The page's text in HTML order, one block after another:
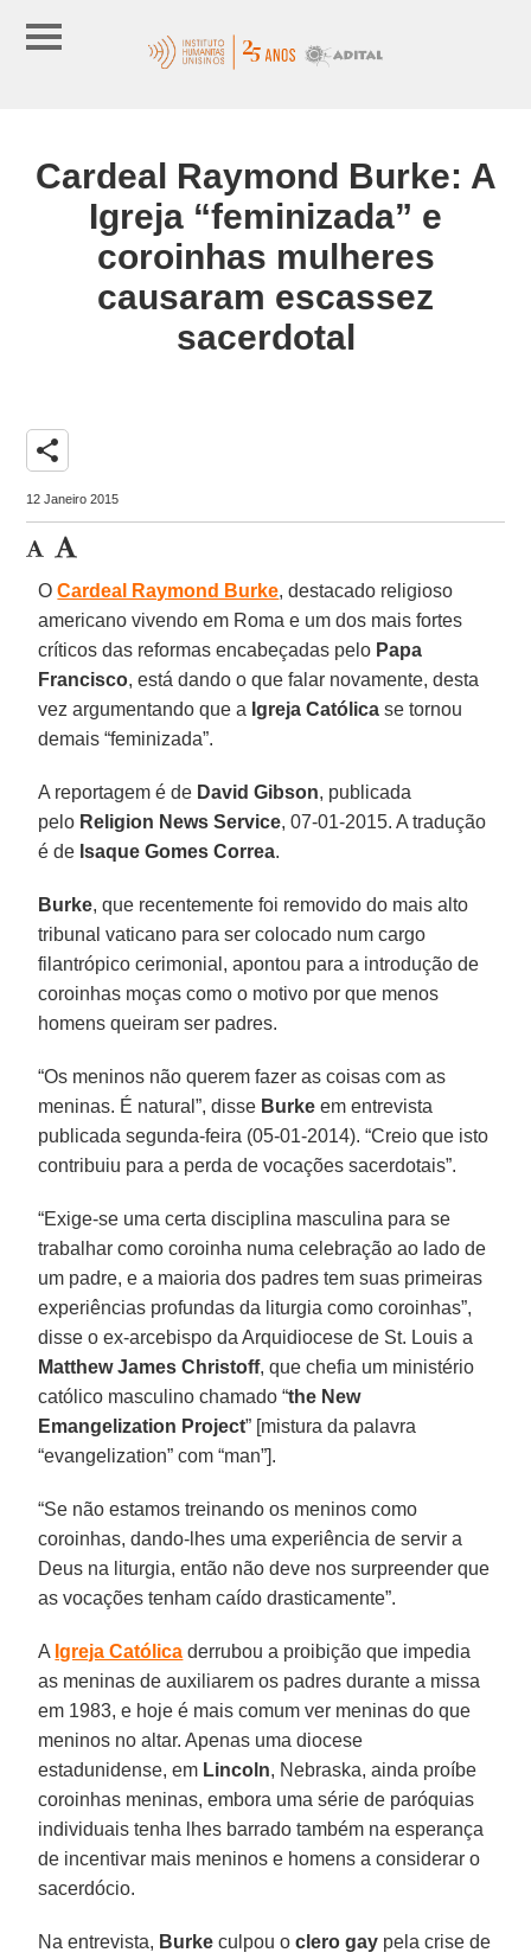
Cardeal Raymond Burke: A
Igreja “feminizada” e
coroinhas mulheres
causaram escassez
sacerdotal
share
12 Janeiro 2015
OCardeal Raymond Burke, destacado religioso
americano vivendo em Roma e um dos mais fortes
críticos das reformas encabeçadas pelo Papa
Francisco, está dando o que falar novamente, desta
vez argumentando que a Igreja Católica se tornou
demais “feminizada”.
A reportagem é de David Gibson, publicada
pelo Religion News Service, 07-01-2015. A tradução
é de Isaque Gomes Correa.
Burke, que recentemente foi removido do mais alto
tribunal vaticano para ser colocado num cargo
filantrópico cerimonial, apontou para a introdução de
coroinhas moças como o motivo por que menos
homens queiram ser padres.
“Os meninos não querem fazer as coisas com as
meninas. É natural”, disse Burke em entrevista
publicada segunda-feira (05-01-2014). “Creio que isto
contribuiu para a perda de vocações sacerdotais”.
“Exige-se uma certa disciplina masculina para se
trabalhar como coroinha numa celebração ao lado de
um padre, e a maioria dos padres tem suas primeiras
experiências profundas da liturgia como coroinhas”,
disse o ex-arcebispo da Arquidiocese de St. Louis a
Matthew James Christoff, que chefia um ministério
católico masculino chamado “the New
Emangelization Project” [mistura da palavra
“evangelization” com “man”].
“Se não estamos treinando os meninos como
coroinhas, dando-lhes uma experiência de servir a
Deus na liturgia, então não deve nos surpreender que
as vocações tenham caído drasticamente”.
A Igreja Católica derrubou a proibição que impedia
as meninas de auxiliarem os padres durante a missa
em 1983, e hoje é mais comum ver meninas do que
meninos no altar. Apenas uma diocese
estadunidense, em Lincoln, Nebraska, ainda proíbe
coroinhas meninas, embora uma série de paróquias
individuais tenha lhes barrado também na esperança
de incentivar mais meninos e homens a considerar o
sacerdócio.
Na entrevista, Burke culpou oclero gay pela crise de